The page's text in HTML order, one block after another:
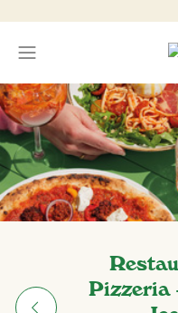
Pizzeria